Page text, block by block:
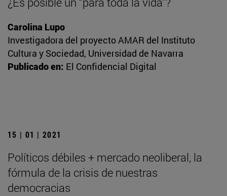
Carolina Lupo
Investigadora del proyecto AMAR del Instituto
Cultura y Sociedad, Universidad de Navarra
Publicado en: El Confidencial Digital
15 | 01 | 2021
Políticos débiles + mercado neoliberal, la
fórmula de la crisis de nuestras
democracias